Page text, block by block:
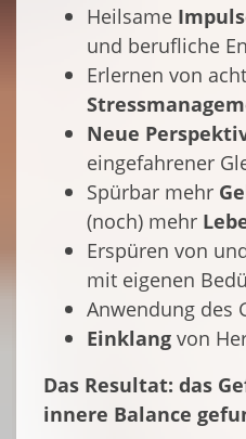
Heilsame
und berufliche
Erlernen von
Neue
eingefahrener
Spürbar mehr
(noch) mehr
Erspüren von
mit eigenen
Anwendung des
Einklang von
Das Resultat: das
innere Balance